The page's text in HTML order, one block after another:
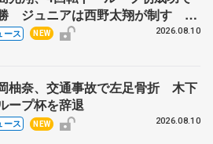
ジュニアは西野太翔が制す 関
マートロフィー最終日
ース NEW 2026.08.10
柚奈、交通事故で左足骨折 木下
ープ杯を辞退
ース NEW 2026.08.10